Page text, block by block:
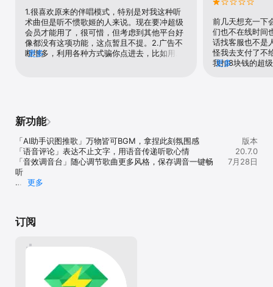
【bubbleticket自动续费订阅说明】
1.订阅服务：bubbleticket连续包月（1个月）
2.权益：BubbleTicket是豪华绿钻的活动会员名称，享受豪华绿钻会
员权益，包括播放VIP歌曲，使用SQ无损音质。
3.订阅价格：首月价格28元，自动续费为5元/19元/20元/21元/22
ID"，进入"账户设置"页面，点击“订阅”，选择豪华绿钻自动续费取消
订阅即可。如未在订阅期结束的至少24小时前关闭订阅，此订阅将会
自动续订。
6.服务协议（含绿钻豪华版自动订阅服务规则）：
https://y.qq.com/jzt/service_terms/1e602e.html
7.隐私协议：
https://privacy.qq.com/document/priview/0b0dc16a0f004a35b
77b7fd48a0b125b
【豪华绿钻自动续费订阅说明】
1.订阅服务：1个月豪华绿钻自动续费（1个月）、1季豪华绿钻自动续
2.订阅价格：1个月豪华绿钻自动续费15元/月，1个月豪华绿钻自动续
费28元/月，1个月豪华绿钻自动续费29元/月，1个月豪华绿钻自动续
费30元/月，1个月豪华绿钻自动续费35元/月，1季豪华绿钻自动续费
1.很喜欢原来的伴唱模式，特别是对我这种听
术曲但是听不惯歌姬的人来说。现在要冲超级
会员才能用了，很可惜，但考虑到其他平台好
像都没有这项功能，这点暂且不提。2.广告不
断增多，利用各种方式骗你点进去，比如用页
业性，普及音乐知识，至少把流派标明清楚
（吐槽一下经常能看到歌放错作者的情况）
4.q音承载了我太多回忆，这是我最舍不得离
开的原因。以前的年度报告能给我带来不少感
动与惊喜，这两年都啥啊，有种满怀期待地吃
了一大坨的失望5.特别喜欢HD版的页面设计，
简洁大方，希望能把免费雷达和日推移植过来
第一遍打完不小心点掉了，所以这段话打了两
更多
前几天想充一下
们也不在线时间
话找客服也不是
怪我去支付了不
我扣8块钱的超
告诉我不退，
差8块钱嘛这么
好，你们这客
投诉也不怕，
更多
新功能
「AI助手识图推歌」万物皆可BGM，拿捏此刻氛围感
「语音评论」表达不止文字，用语音传递听歌心情
「音效调音台」随心调节歌曲更多风格，保存调音一键畅
听
验
「歌词页」轻盈系列视觉焕新，灵动歌词质感升级
更多
版本
20.7.0
7月28日
订阅